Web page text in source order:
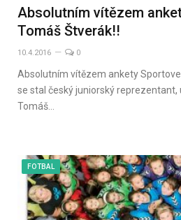
Absolutním vítězem
Tomáš Štverák!!
10.4.2016 0
Absolutním vítězem ankety
se stal český juniorský
Tomáš…
FOTBAL